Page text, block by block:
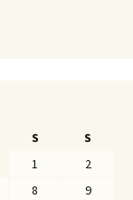
S
S
1
2
8
9